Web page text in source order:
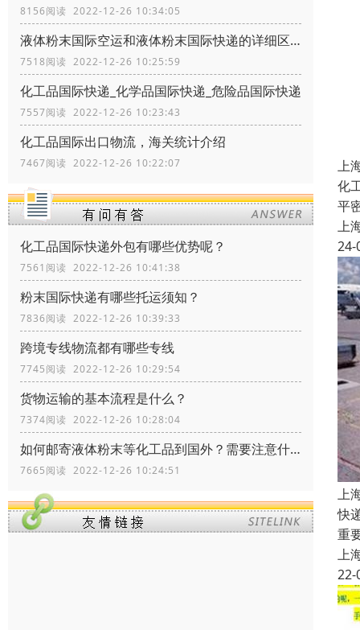
8156阅读 2022-12-26 10:34:05
液体粉末国际空运和液体粉末国际快递的详细区别
7518阅读 2022-12-26 10:25:59
化工品国际快递_化学品国际快递_危险品国际快递
7557阅读 2022-12-26 10:23:43
化工品国际出口物流，海关统计介绍
7467阅读 2022-12-26 10:22:07
化工品国际快递外包有哪些优势呢？
7561阅读 2022-12-26 10:41:38
粉末国际快递有哪些托运须知？
7836阅读 2022-12-26 10:39:33
跨境专线物流都有哪些专线
7745阅读 2022-12-26 10:29:54
货物运输的基本流程是什么？
7374阅读 2022-12-26 10:28:04
如何邮寄液体粉末等化工品到国外？需要注意什么？
7665阅读 2022-12-26 10:24:51
上
化
平
上
24-
上
快
重
上
22-